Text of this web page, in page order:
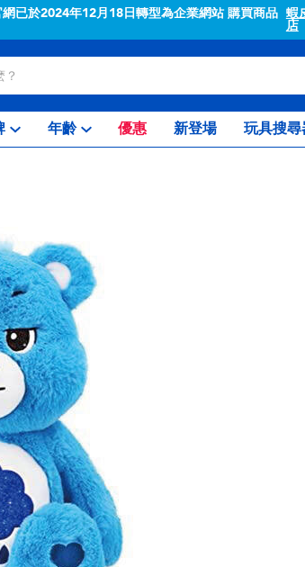
已於2024年12月18日轉型為企業網站 購買商品 蝦
店
年齡 優惠 新登場 玩具搜尋